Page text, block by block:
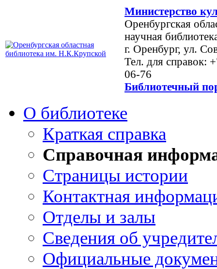
Министерство
Оренбургская
научная
г. Оренбург, ул.
Тел. для справок:
06-76
Библиотечный
О библиотеке
Краткая справка
Справочная
Страницы истории
Контактная
Отделы и залы
Сведения об
Официальные